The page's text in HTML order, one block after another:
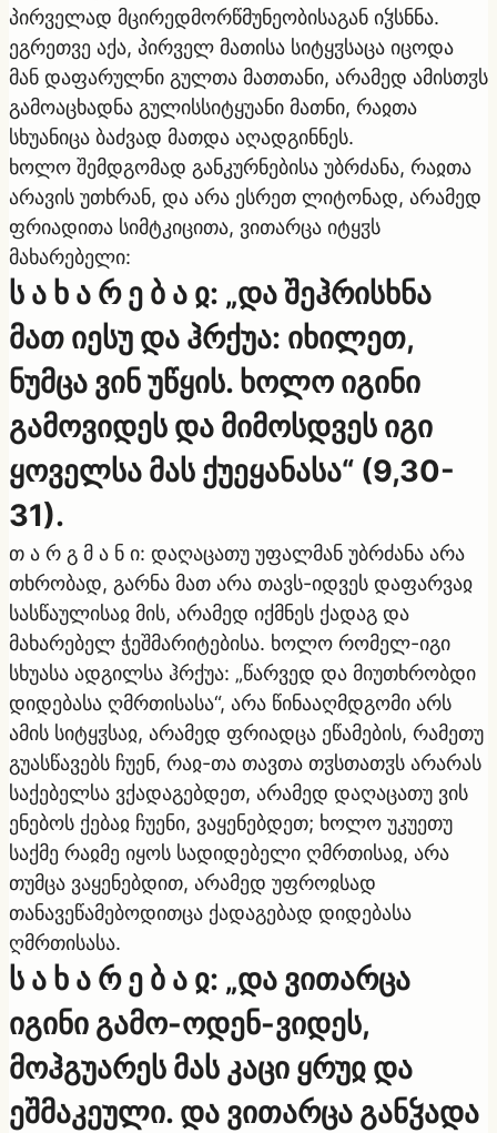
პირველად მცირედმორწმუნეობისაგან იჴსნნა.
ეგრეთვე აქა, პირველ მათისა სიტყჳსაცა იცოდა
მან დაფარულნი გულთა მათთანი, არამედ ამისთჳს
გამოაცხადნა გულისსიტყუანი მათნი, რაჲთა
სხუანიცა ბაძვად მათდა აღადგინნეს.
ხოლო შემდგომად განკურნებისა უბრძანა, რაჲთა
არავის უთხრან, და არა ესრეთ ლიტონად, არამედ
ფრიადითა სიმტკიცითა, ვითარცა იტყჳს
მახარებელი:
ს ა ხ ა რ ე ბ ა ჲ: „და შეჰრისხნა
მათ იესუ და ჰრქუა: იხილეთ,
ნუმცა ვინ უწყის. ხოლო იგინი
გამოვიდეს და მიმოსდვეს იგი
ყოველსა მას ქუეყანასა“ (9,30-
31).
თ ა რ გ მ ა ნ ი: დაღაცათუ უფალმან უბრძანა არა
თხრობად, გარნა მათ არა თავს-იდვეს დაფარვაჲ
სასწაულისაჲ მის, არამედ იქმნეს ქადაგ და
მახარებელ ჭეშმარიტებისა. ხოლო რომელ-იგი
სხუასა ადგილსა ჰრქუა: „წარვედ და მიუთხრობდი
დიდებასა ღმრთისასა“, არა წინააღმდგომი არს
ამის სიტყჳსაჲ, არამედ ფრიადცა ეწამების, რამეთუ
გუასწავებს ჩუენ, რაჲ-თა თავთა თჳსთათჳს არარას
საქებელსა ვქადაგებდეთ, არამედ დაღაცათუ ვის
ენებოს ქებაჲ ჩუენი, ვაყენებდეთ; ხოლო უკუეთუ
საქმე რაჲმე იყოს სადიდებელი ღმრთისაჲ, არა
თუმცა ვაყენებდით, არამედ უფროჲსად
თანავეწამებოდითცა ქადაგებად დიდებასა
ღმრთისასა.
ს ა ხ ა რ ე ბ ა ჲ: „და ვითარცა
იგინი გამო-ოდენ-ვიდეს,
მოჰგუარეს მას კაცი ყრუჲ და
ეშმაკეული. და ვითარცა განჴადა